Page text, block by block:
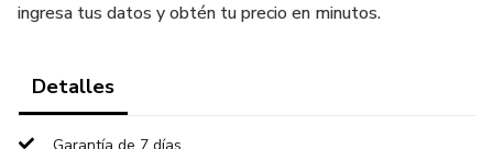
ingresa tus datos y obtén tu precio en minutos.
Detalles